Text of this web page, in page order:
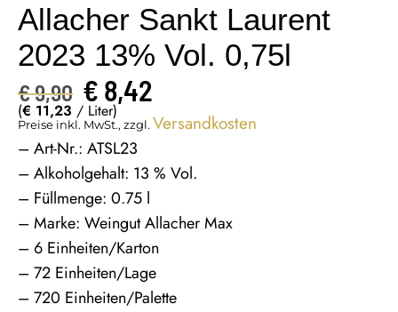
Allacher Sankt Laurent
2023 13% Vol. 0,75l
€9,90 € 8,42
(€ 11,23 / Liter)
Preise inkl. MwSt., zzgl. Versandkosten
– Art-Nr.: ATSL23
– Alkoholgehalt: 13 % Vol.
– Füllmenge: 0.75 l
– Marke: Weingut Allacher Max
– 6 Einheiten/Karton
– 72 Einheiten/Lage
– 720 Einheiten/Palette